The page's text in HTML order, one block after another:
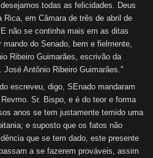
todas as felicidades. Deus
em Câmara de três de abril de
não se continha mais em as ditas
do Senado, bem e fielmente,
Ribeiro Guimarães, escrivão da
Antônio Ribeiro Guimarães."
escreveu, digo, SEnado mandaram
Sr. Bispo, e é do teor e forma
anos se tem justamente temido uma
e suposto que os fatos não
que se tem dado, este presente
a se fazerem prováveis, assim